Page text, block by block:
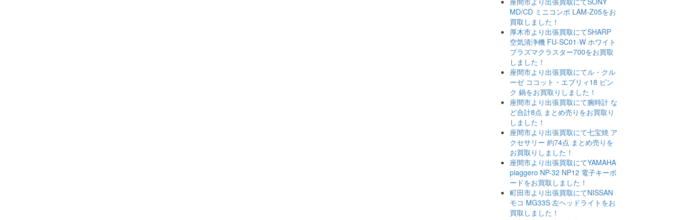
MD/CD ミニコンポ LAM-Z05をお
買取しました！
厚木市より出張買取にてSHARP
空気清浄機 FU-SC01-W ホワイト
プラズマクラスター700をお買取
しました！
座間市より出張買取にてル・クル
ーゼ ココット・エブリィ18 ピン
ク 鍋をお買取りしました！
座間市より出張買取にて腕時計 な
ど合計8点 まとめ売りをお買取り
しました！
座間市より出張買取にて七宝焼 ア
クセサリー 約74点 まとめ売りを
お買取りしました！
座間市より出張買取にてYAMAHA
piaggero NP-32 NP12 電子キーボ
ードをお買取しました！
町田市より出張買取にてNISSAN
モコ MG33S 左ヘッドライトをお
買取しました！